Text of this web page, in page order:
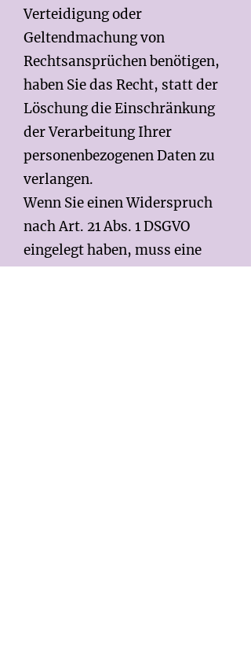
Verteidigung oder
Geltendmachung von
Rechtsansprüchen benötigen,
haben Sie das Recht, statt der
Löschung die Einschränkung
der Verarbeitung Ihrer
personenbezogenen Daten zu
verlangen.
Wenn Sie einen Widerspruch
nach Art. 21 Abs. 1 DSGVO
eingelegt haben, muss eine